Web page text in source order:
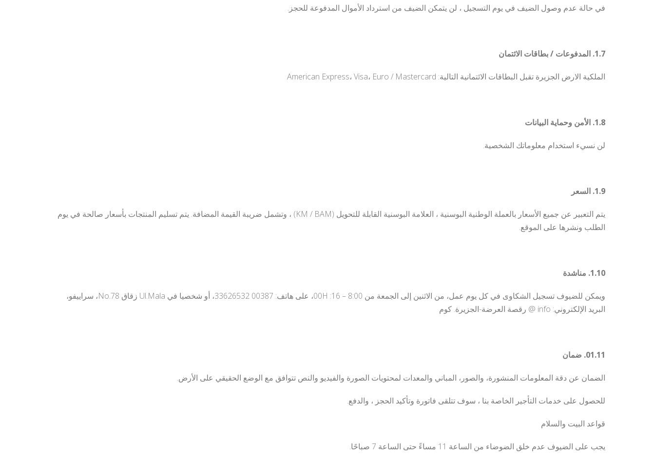
في حالة عدم وصول الضيف في يوم التسجيل ، لن يتمكن الضيف من استرداد الأموال المدفوعة للحجز.
1.7. المدفوعات / بطاقات الائتمان
الملكية الارض الجزيرة تقبل البطاقات الائتمانية التالية: American Express، Visa، Euro / Mastercard
1.8. الأمن وحماية البيانات
لن نسيء استخدام معلوماتك الشخصية.
1.9. السعر
يتم التعبير عن جميع الأسعار بالعملة الوطنية البوسنية ، العلامة البوسنية القابلة للتحويل (KM / BAM) ، وتشمل ضريبة القيمة المضافة. يتم تسليم المنتجات بأسعار صالحة في يوم
الطلب ونشرها على الموقع.
1.10. مناشدة
ويمكن للضيوف تسجيل الشكاوى في كل يوم عمل، من الاثنين إلى الجمعة من 8:00 – 16: 00H، على هاتف: 00387 33626532، أو شخصيا في Ul.Mala زقاق No.78، سراييفو،
البريد الإلكتروني: info @ رقصة العرضة-الجزيرة. كوم
01.11. ضمان
الضمان عن دقة المعلومات المنشورة، والصور، المباني والمعدات لمحتويات الصورة والفيديو والنص تتوافق مع الوضع الحقيقي على الأرض.
للحصول على خدمات التأجير الخاصة بنا ، سوف تتلقى فاتورة وتأكيد الحجز ، والدفع.
قواعد البيت والسلام
يجب على الضيوف عدم خلق الضوضاء من الساعة 11 مساءً حتى الساعة 7 صباحًا.